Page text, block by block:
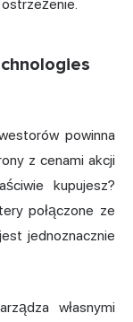
powinna
z cenami akcji
kupujesz?
połączone ze
jednoznacznie
własnymi